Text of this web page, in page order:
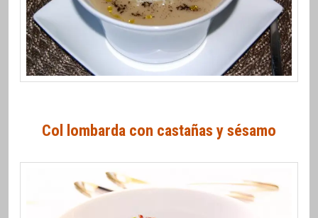
Col lombarda con castañas y sésamo